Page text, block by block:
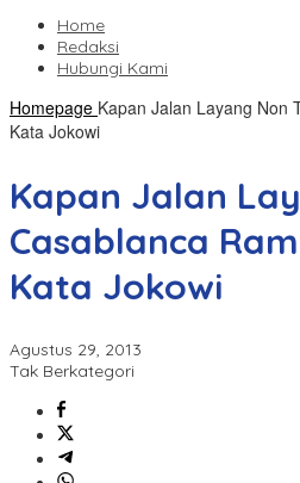
Home
Redaksi
Hubungi Kami
Homepage Kapan Jalan Layang Non
Kata Jokowi
Kapan Jalan
Casablanca
Kata Jokowi
Agustus 29, 2013
Tak Berkategori